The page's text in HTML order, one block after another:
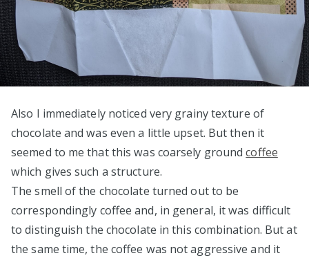
Also I immediately noticed very grainy texture of
chocolate and was even a little upset. But then it
seemed to me that this was coarsely groundcoffee
which gives such a structure.
The smell of the chocolate turned out to be
correspondingly coffee and, in general, it was difficult
to distinguish the chocolate in this combination. But at
the same time, the coffee was not aggressive and it